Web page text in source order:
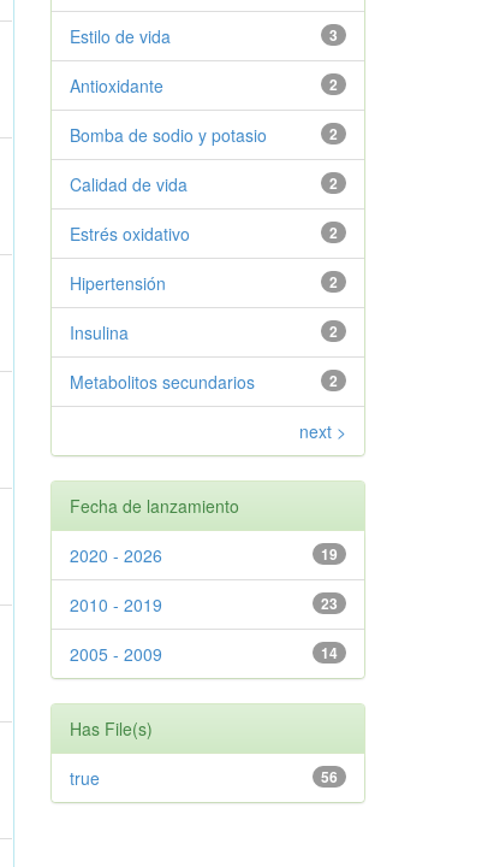
3
Estilo de vida
2
Antioxidante
2
Bomba de sodio y potasio
2
Calidad de vida
2
Estrés oxidativo
2
Hipertensión
2
Insulina
2
Metabolitos secundarios
next >
Fecha de lanzamiento
19
2020 - 2026
23
2010 - 2019
14
2005 - 2009
Has File(s)
56
true